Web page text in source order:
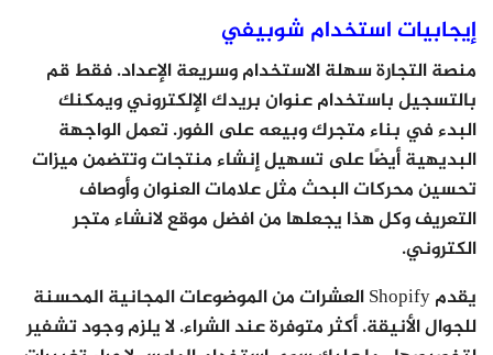
إيجابيات استخدام شوبيفي
منصة التجارة سهلة الاستخدام وسريعة الإعداد. فقط قم
بالتسجيل باستخدام عنوان بريدك الإلكتروني ويمكنك
البدء في بناء متجرك وبيعه على الفور. تعمل الواجهة
البديهية أيضًا على تسهيل إنشاء منتجات وتتضمن ميزات
تحسين محركات البحث مثل علامات العنوان وأوصاف
التعريف وكل هذا يجعلها من افضل موقع لانشاء متجر
الكتروني.
يقدم Shopify العشرات من الموضوعات المجانية المحسنة
للجوال الأنيقة. أكثر متوفرة عند الشراء. لا يلزم وجود تشفير